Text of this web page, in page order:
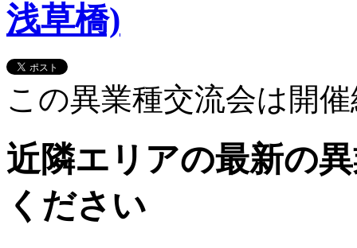
浅草橋)
この異業種交流会は開
近隣エリアの最新の
ください